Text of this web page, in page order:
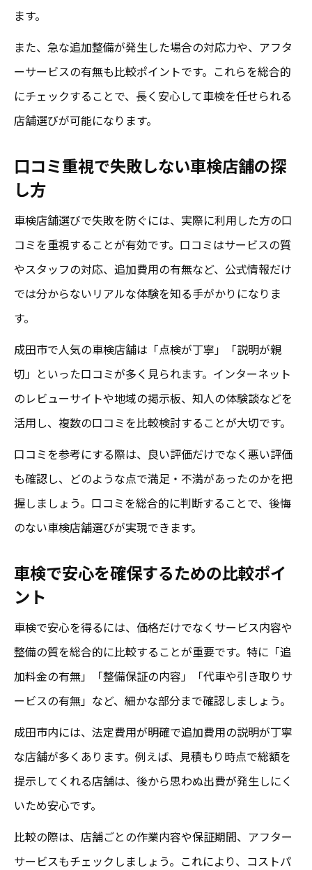
ます。
また、急な追加整備が発生した場合の対応力や、アフタ
ーサービスの有無も比較ポイントです。これらを総合的
にチェックすることで、長く安心して車検を任せられる
店舗選びが可能になります。
口コミ重視で失敗しない車検店舗の探
し方
車検店舗選びで失敗を防ぐには、実際に利用した方の口
コミを重視することが有効です。口コミはサービスの質
やスタッフの対応、追加費用の有無など、公式情報だけ
では分からないリアルな体験を知る手がかりになりま
す。
成田市で人気の車検店舗は「点検が丁寧」「説明が親
切」といった口コミが多く見られます。インターネット
のレビューサイトや地域の掲示板、知人の体験談などを
活用し、複数の口コミを比較検討することが大切です。
口コミを参考にする際は、良い評価だけでなく悪い評価
も確認し、どのような点で満足・不満があったのかを把
握しましょう。口コミを総合的に判断することで、後悔
のない車検店舗選びが実現できます。
車検で安心を確保するための比較ポイ
ント
車検で安心を得るには、価格だけでなくサービス内容や
整備の質を総合的に比較することが重要です。特に「追
加料金の有無」「整備保証の内容」「代車や引き取りサ
ービスの有無」など、細かな部分まで確認しましょう。
成田市内には、法定費用が明確で追加費用の説明が丁寧
な店舗が多くあります。例えば、見積もり時点で総額を
提示してくれる店舗は、後から思わぬ出費が発生しにく
いため安心です。
比較の際は、店舗ごとの作業内容や保証期間、アフター
サービスもチェックしましょう。これにより、コストパ